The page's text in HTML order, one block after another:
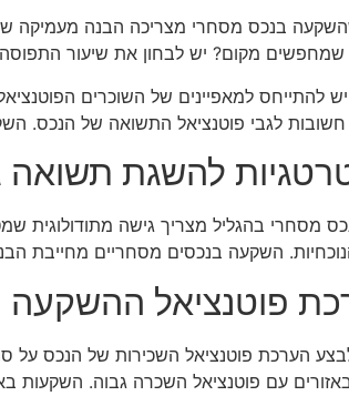
בנכס מסחרי מצריכה הבנה מעמיקה
שמחפשים מקום? יש לבחון את שיעור
יש להתייחס למאפיינים של השוכרים
חשובות לגבי פוטנציאל התשואה של הנכס.
להשגת תשואה
מסחרי בהגליל מצריך גישה מתודולוגית
השקעה בנכסים מסחריים מחייבת
פוטנציאל ההשקעה
הערכת פוטנציאל השכירות של הנכס על
עם פוטנציאל השכרה גבוה. השקעות